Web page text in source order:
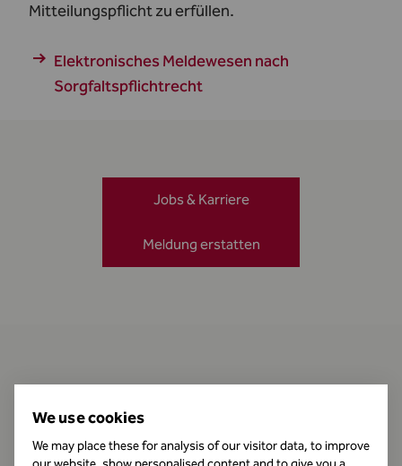
Mitteilungspflicht zu erfüllen.
Elektronisches Meldewesen nach
Sorgfaltspflichtrecht
Jobs & Karriere
Meldung erstatten
We use cookies
We may place these for analysis of our visitor data, to improve